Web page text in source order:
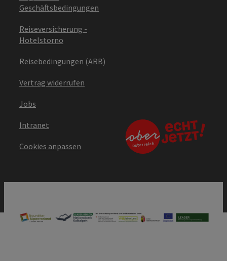
Geschäftsbedingungen
Reiseversicherung -
Hotelstorno
Reisebedingungen (ARB)
Vertrag widerrufen
Jobs
Intranet
Cookies anpassen